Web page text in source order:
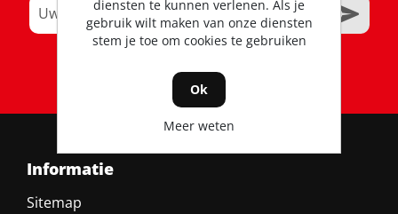
RSS
Informatie
Sitemap
diensten te kunnen verlenen. Als je
gebruik wilt maken van onze diensten
stem je toe om cookies te gebruiken
Ok
Meer weten